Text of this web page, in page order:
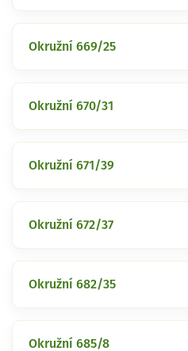
Okružní 669/25
Okružní 670/31
Okružní 671/39
Okružní 672/37
Okružní 682/35
Okružní 685/8